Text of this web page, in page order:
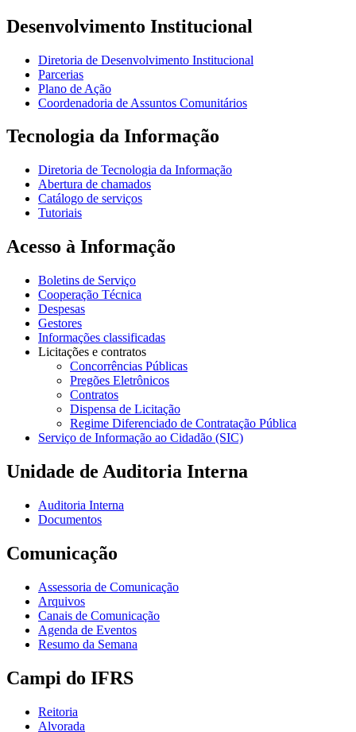
Desenvolvimento Institucional
Diretoria de Desenvolvimento Institucional
Parcerias
Plano de Ação
Coordenadoria de Assuntos Comunitários
Tecnologia da Informação
Diretoria de Tecnologia da Informação
Abertura de chamados
Catálogo de serviços
Tutoriais
Acesso à Informação
Boletins de Serviço
Cooperação Técnica
Despesas
Gestores
Informações classificadas
Licitações e contratos
Concorrências Públicas
Pregões Eletrônicos
Contratos
Dispensa de Licitação
Regime Diferenciado de Contratação Pública
Serviço de Informação ao Cidadão (SIC)
Unidade de Auditoria Interna
Auditoria Interna
Documentos
Comunicação
Assessoria de Comunicação
Arquivos
Canais de Comunicação
Agenda de Eventos
Resumo da Semana
Campi do IFRS
Reitoria
Alvorada